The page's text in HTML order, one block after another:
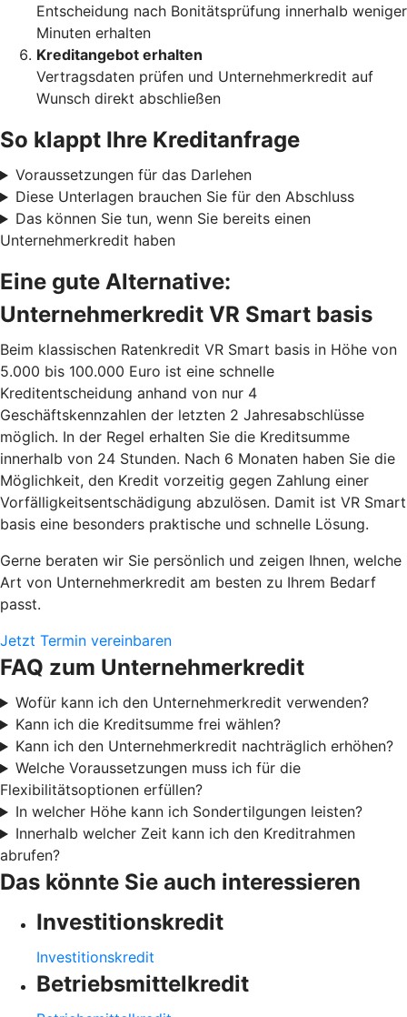
Entscheidung nach Bonitätsprüfung innerhalb weniger
Minuten erhalten
Kreditangebot erhalten
Vertragsdaten prüfen und Unternehmerkredit auf
Wunsch direkt abschließen
So klappt Ihre Kreditanfrage
Voraussetzungen für das Darlehen
Diese Unterlagen brauchen Sie für den Abschluss
Das können Sie tun, wenn Sie bereits einen
Unternehmerkredit haben
Eine gute Alternative:
Unternehmerkredit VR Smart basis
Beim klassischen Ratenkredit VR Smart basis in Höhe von
5.000 bis 100.000 Euro ist eine schnelle
Kreditentscheidung anhand von nur 4
Geschäftskennzahlen der letzten 2 Jahresabschlüsse
möglich. In der Regel erhalten Sie die Kreditsumme
innerhalb von 24 Stunden. Nach 6 Monaten haben Sie die
Möglichkeit, den Kredit vorzeitig gegen Zahlung einer
Vorfälligkeitsentschädigung abzulösen. Damit ist VR Smart
basis eine besonders praktische und schnelle Lösung.
Gerne beraten wir Sie persönlich und zeigen Ihnen, welche
Art von Unternehmerkredit am besten zu Ihrem Bedarf
passt.
Jetzt Termin vereinbaren
FAQ zum Unternehmerkredit
Wofür kann ich den Unternehmerkredit verwenden?
Kann ich die Kreditsumme frei wählen?
Kann ich den Unternehmerkredit nachträglich erhöhen?
Welche Voraussetzungen muss ich für die
Flexibilitätsoptionen erfüllen?
In welcher Höhe kann ich Sondertilgungen leisten?
Innerhalb welcher Zeit kann ich den Kreditrahmen
abrufen?
Das könnte Sie auch interessieren
Investitionskredit
Investitionskredit
Betriebsmittelkredit